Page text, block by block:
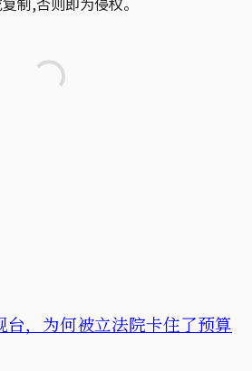
台，为何被立法院卡住了预算